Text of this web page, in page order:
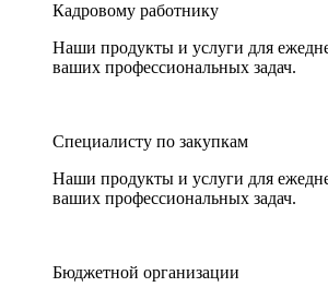
Кадровому работнику
Наши продукты и услуги для
ваших профессиональных задач.
Специалисту по закупкам
Наши продукты и услуги для
ваших профессиональных задач.
Бюджетной организации